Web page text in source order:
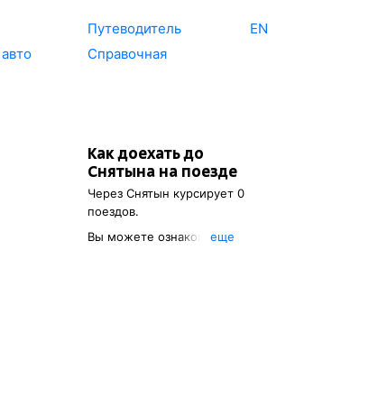
Путеводитель
Справочная
EN
Как доехать до
Снятынана поезде
Через Снятын курсирует 0
поездов.
Вы можете ознакомиться с
eще